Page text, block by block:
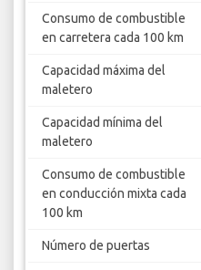
Consumo de combustible
en carretera cada 100 km
Capacidad máxima del
maletero
Capacidad mínima del
maletero
Consumo de combustible
en conducción mixta cada
100 km
Número de puertas